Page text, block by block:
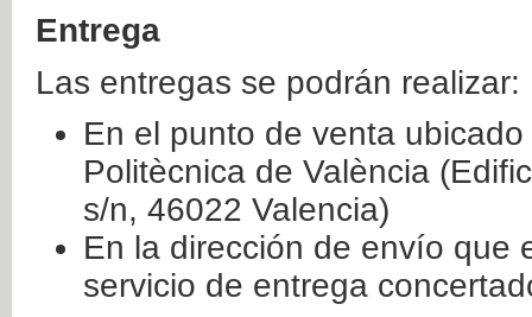
Entrega
Las entregas se podrán realizar:
En el punto de venta
Politècnica de València
s/n, 46022 Valencia)
En la dirección de envío que
servicio de entrega